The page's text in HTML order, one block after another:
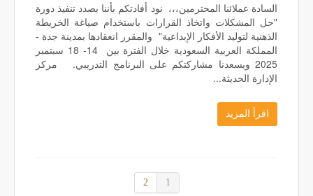
السادة عملائنا المحترمين،،، نود أفادتكم بأننا بصدد تنفيذ دورة
"حل المشكلات واتخاذ القرارات باستخدام صياغة الخريطة
الذهنية لتوليد الأفكار الإبداعية" والمقرر انعقادها بمدينة جدة -
المملكة العربية السعودية خلال الفترة بين 14- 18 سبتمبر
2025 ويسعدنا مشاركتكم على البرنامج التدريبي. مركز
الإدارة الحديثة...
اقرأ المزيد
1
2